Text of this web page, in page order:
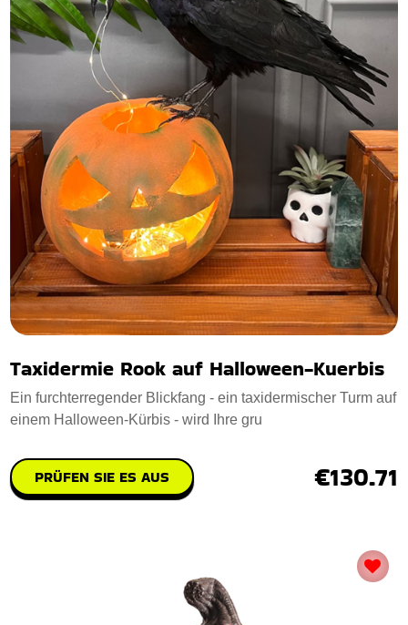
Taxidermie Rook auf Halloween-Kuerbis
Ein furchterregender Blickfang - ein taxidermischer Turm auf
einem Halloween-Kürbis - wird Ihre gru
PRÜFEN SIE ES AUS €130.71